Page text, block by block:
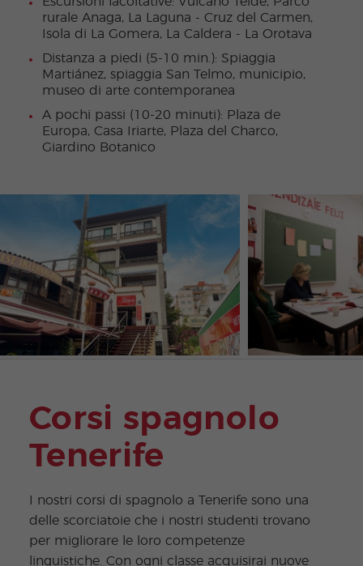
rurale Anaga, La Laguna - Cruz del Carmen,
Isola di La Gomera, La Caldera - La Orotava
Distanza a piedi (5-10 min.): Spiaggia
Martiánez, spiaggia San Telmo, municipio,
museo di arte contemporanea
A pochi passi (10-20 minuti): Plaza de
Europa, Casa Iriarte, Plaza del Charco,
Giardino Botanico
Corsi spagnolo
Tenerife
I nostri corsi di spagnolo a Tenerife sono una
delle scorciatoie che i nostri studenti trovano
per migliorare le loro competenze
linguistiche. Con ogni classe acquisirai nuove